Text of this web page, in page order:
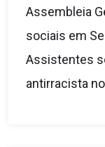
Assembleia
sociais em
Assistentes
antirracista